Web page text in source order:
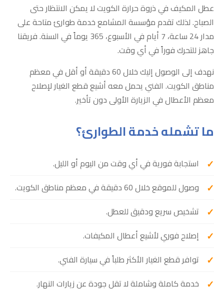
عطل المكيف في ذروة حرارة الكويت لا يمكن الانتظار حتى
الصباح. لذلك تقدم مؤسسة المشامع خدمة طوارئ متاحة على
مدار 24 ساعة، 7 أيام في الأسبوع، 365 يوماً في السنة. فريقنا
جاهز للتحرك فوراً في أي وقت.
نهدف إلى الوصول إليك خلال 60 دقيقة أو أقل في معظم
مناطق الكويت. الفني يحمل معه أشيع قطع الغيار لإصلاح
معظم الأعطال في الزيارة الأولى دون تأخير.
ما تشمله خدمة الطوارئ؟
استجابة فورية في أي وقت من اليوم أو الليل.
وصول للموقع خلال 60 دقيقة في معظم مناطق الكويت.
تشخيص سريع ودقيق للعطل.
إصلاح فوري لأشيع أعطال المكيفات.
توافر قطع الغيار الأكثر طلباً في سيارة الفني.
خدمة كاملة وشاملة لا تقل جودة عن زيارات النهار.